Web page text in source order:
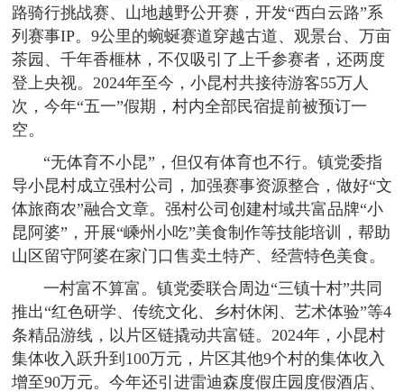
路骑行挑战赛、山地越野公开赛，开发“西白云路”系
列赛事IP。9公里的蜿蜒赛道穿越古道、观景台、万亩
茶园、千年香榧林，不仅吸引了上千参赛者，还两度
登上央视。2024年至今，小昆村共接待游客55万人
次，今年“五一”假期，村内全部民宿提前被预订一
空。
“无体育不小昆”，但仅有体育也不行。镇党委指
导小昆村成立强村公司，加强赛事资源整合，做好“文
体旅商农”融合文章。强村公司创建村域共富品牌“小
昆阿婆”，开展“嵊州小吃”美食制作等技能培训，帮助
山区留守阿婆在家门口售卖土特产、经营特色美食。
一村富不算富。镇党委联合周边“三镇十村”共同
推出“红色研学、传统文化、乡村休闲、艺术体验”等4
条精品游线，以片区链撬动共富链。2024年，小昆村
集体收入跃升到100万元，片区其他9个村的集体收入
增至90万元。今年还引进雷迪森度假庄园度假酒店、